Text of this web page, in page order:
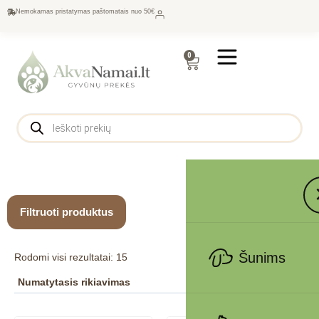
Nemokamas pristatymas paštomatais nuo 50€
0
Šunims
Filtruoti produktus
Rodomi visi rezultatai: 15